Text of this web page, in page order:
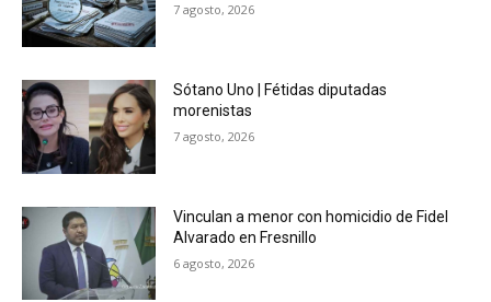
7 agosto, 2026
Sótano Uno | Fétidas diputadas
morenistas
7 agosto, 2026
Vinculan a menor con homicidio de Fidel
Alvarado en Fresnillo
6 agosto, 2026